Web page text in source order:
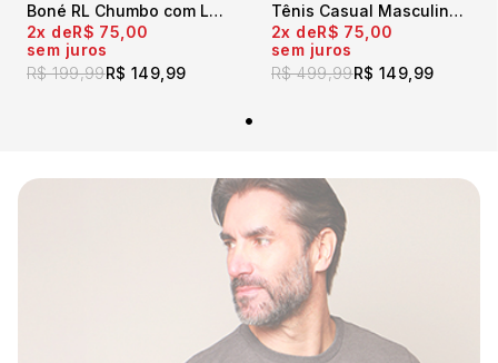
Boné RL Chumbo com Logo Verde
R$ 199,99R$ 149,99
2x
R$ 75,00
sem juros
Tênis Casual Masculino Aramis Kinit Chumbo
R$ 499,99R$ 149,99
2x
R$ 75,00
sem juros